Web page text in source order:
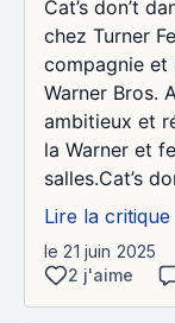
Cat’s don’t
chez Turner
compagnie et
Warner Bros.
ambitieux et
la Warner et
salles.Cat’s
Lire la critique
le 21 juin 2025
2 j'aime